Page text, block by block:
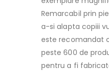
Remarcabil prin
a-si alapta copiii
este recomandat
peste 600 de
pentru a fi